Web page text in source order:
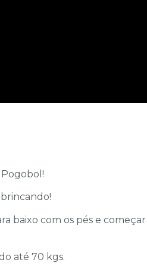
baixo com os pés e começar
até 70 kgs.